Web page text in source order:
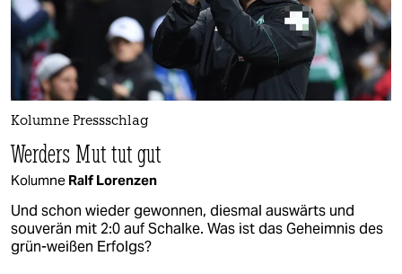
Kolumne Pressschlag
Werders Mut tut gut
Kolumne Ralf Lorenzen
Und schon wieder gewonnen, diesmal auswärts und
souverän mit 2:0 auf Schalke. Was ist das Geheimnis des
grün-weißen Erfolgs?